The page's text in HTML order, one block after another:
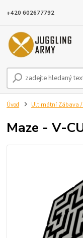
+420 602677792
Úvod Ultimátní Zábava
Maze - V-